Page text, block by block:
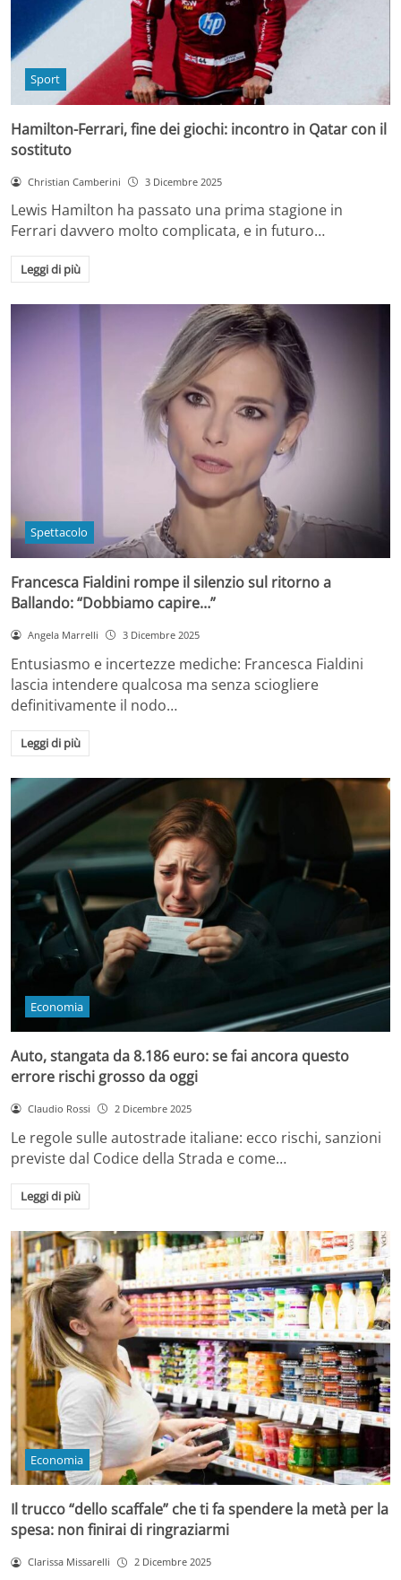
Sport
Hamilton-Ferrari, fine dei giochi: incontro in Qatar con il
sostituto
Christian Camberini 3 Dicembre 2025
Lewis Hamilton ha passato una prima stagione in
Ferrari davvero molto complicata, e in futuro…
Leggi di più
Spettacolo
Francesca Fialdini rompe il silenzio sul ritorno a
Ballando: “Dobbiamo capire…”
Angela Marrelli 3 Dicembre 2025
Entusiasmo e incertezze mediche: Francesca Fialdini
lascia intendere qualcosa ma senza sciogliere
definitivamente il nodo…
Leggi di più
Economia
Auto, stangata da 8.186 euro: se fai ancora questo
errore rischi grosso da oggi
Claudio Rossi 2 Dicembre 2025
Le regole sulle autostrade italiane: ecco rischi, sanzioni
previste dal Codice della Strada e come…
Leggi di più
Economia
Il trucco “dello scaffale” che ti fa spendere la metà per la
spesa: non finirai di ringraziarmi
Clarissa Missarelli 2 Dicembre 2025